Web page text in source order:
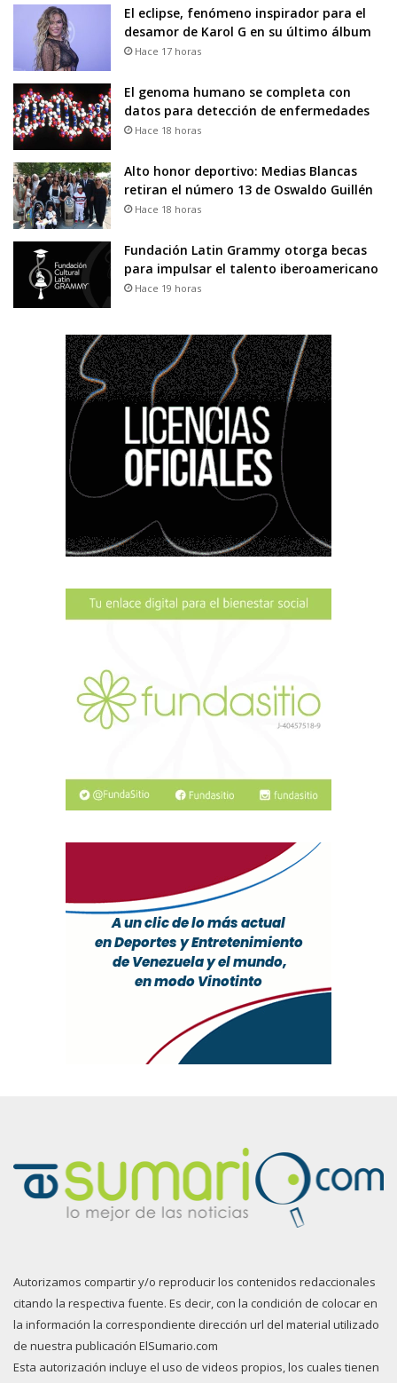
El eclipse, fenómeno inspirador para el
desamor de Karol G en su último álbum
Hace 17 horas
El genoma humano se completa con
datos para detección de enfermedades
Hace 18 horas
Alto honor deportivo: Medias Blancas
retiran el número 13 de Oswaldo Guillén
Hace 18 horas
Fundación Latin Grammy otorga becas
para impulsar el talento iberoamericano
Hace 19 horas
Autorizamos compartir y/o reproducir los contenidos redaccionales
citando la respectiva fuente. Es decir, con la condición de colocar en
la información la correspondiente dirección url del material utilizado
de nuestra publicación ElSumario.com
Esta autorización incluye el uso de videos propios, los cuales tienen